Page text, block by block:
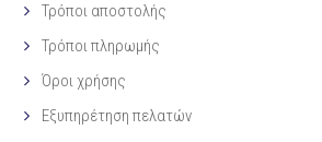
Τρόποι αποστολής
Τρόποι πληρωμής
Όροι χρήσης
Εξυπηρέτηση πελατών